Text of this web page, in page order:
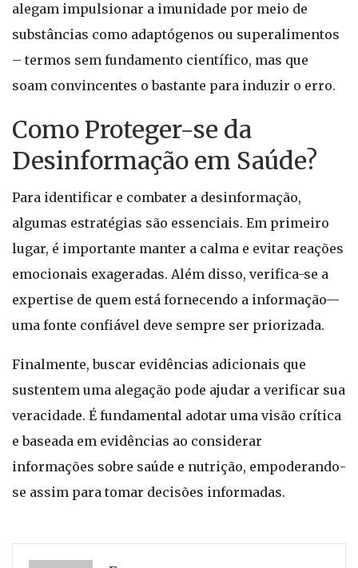
alegam impulsionar a imunidade por meio de
substâncias como adaptógenos ou superalimentos
– termos sem fundamento científico, mas que
soam convincentes o bastante para induzir o erro.
Como Proteger-se da
Desinformação em Saúde?
Para identificar e combater a desinformação,
algumas estratégias são essenciais. Em primeiro
lugar, é importante manter a calma e evitar reações
emocionais exageradas. Além disso, verifica-se a
expertise de quem está fornecendo a informação—
uma fonte confiável deve sempre ser priorizada.
Finalmente, buscar evidências adicionais que
sustentem uma alegação pode ajudar a verificar sua
veracidade. É fundamental adotar uma visão crítica
e baseada em evidências ao considerar
informações sobre saúde e nutrição, empoderando-
se assim para tomar decisões informadas.